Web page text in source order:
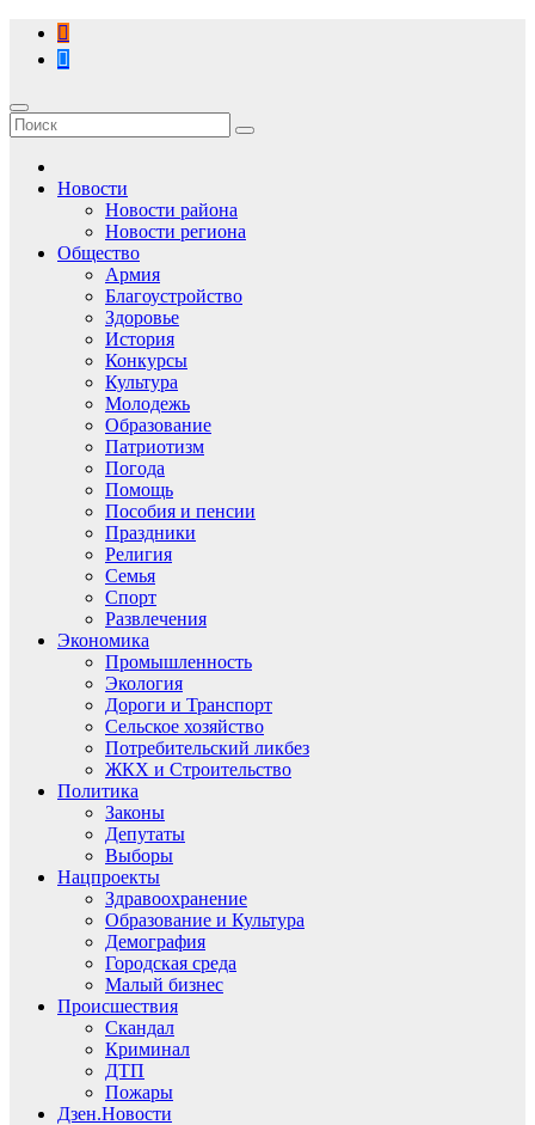
Перейти
содержимому
Новости
Новости района
Новости региона
Общество
Армия
Благоустройство
Здоровье
История
Конкурсы
Культура
Молодежь
Образование
Патриотизм
Погода
Помощь
Пособия и пенсии
Праздники
Религия
Семья
Спорт
Развлечения
Экономика
Промышленность
Экология
Дороги и Транспорт
Сельское хозяйство
Потребительский ликбез
ЖКХ и Строительство
Политика
Законы
Депутаты
Выборы
Нацпроекты
Здравоохранение
Образование и Культура
Демография
Городская среда
Малый бизнес
Происшествия
Скандал
Криминал
ДТП
Пожары
Дзен.Новости